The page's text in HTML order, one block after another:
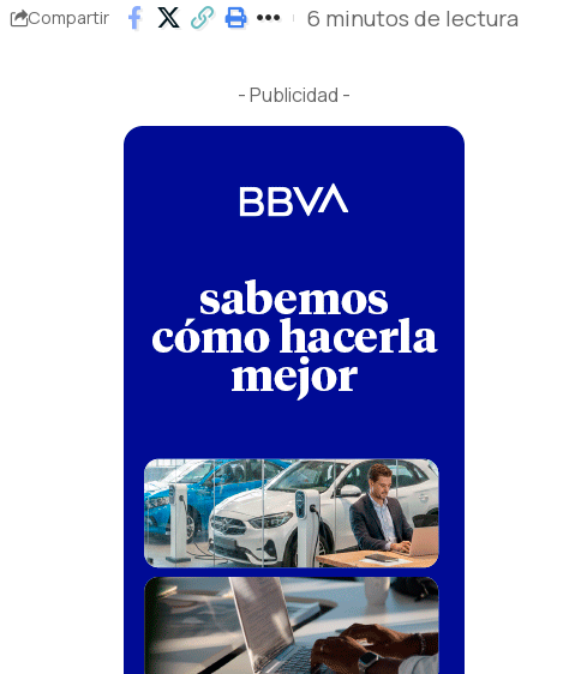
Compartir 6 minutos de lectura
- Publicidad -